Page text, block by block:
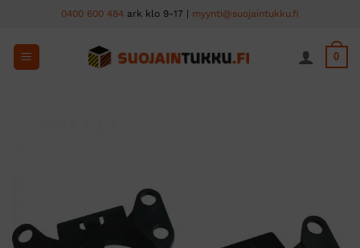
content
0400 600 484 ark klo 9-17 | myynti@suojaintukku.fi
0